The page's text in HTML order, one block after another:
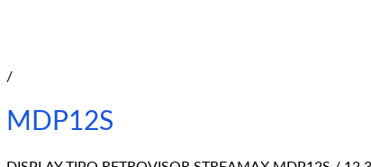
/
MDP12S